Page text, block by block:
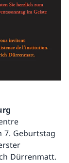
7. Geburtstag
Dürrenmatt.